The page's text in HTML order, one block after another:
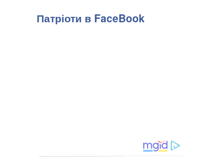
Патріоти в FaceBook